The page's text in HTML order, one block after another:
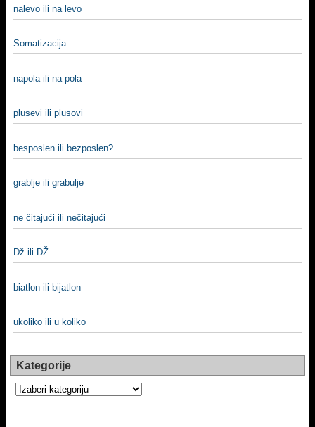
nalevo ili na levo
Somatizacija
napola ili na pola
plusevi ili plusovi
besposlen ili bezposlen?
grablje ili grabulje
ne čitajući ili nečitajući
Dž ili DŽ
biatlon ili bijatlon
ukoliko ili u koliko
Kategorije
Kategorije